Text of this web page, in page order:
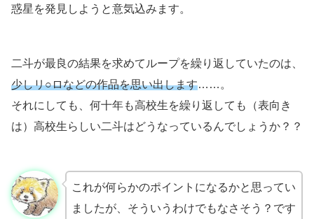
惑星を発見しようと意気込みます。
二斗が最良の結果を求めてループを繰り返していたのは、
少しリ○ロなどの作品を思い出します……。
それにしても、何十年も高校生を繰り返しても（表向き
は）高校生らしい二斗はどうなっているんでしょうか？？
これが何らかのポイントになるかと思ってい
ましたが、そういうわけでもなさそう？です